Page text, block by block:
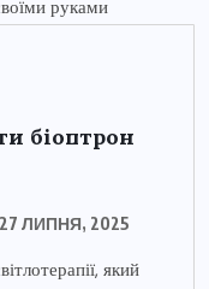
біоптрон
27 ЛИПНЯ, 2025
який